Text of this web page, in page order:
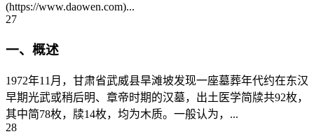
(https://www.daowen.com)...
27
一、概述
1972年11月，甘肃省武威县旱滩坡发现一座墓葬年代约在东汉
早期光武或稍后明、章帝时期的汉墓，出土医学简牍共92枚，
其中简78枚，牍14枚，均为木质。一般认为，...
28